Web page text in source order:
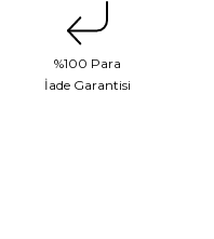
%100 Para
İade Garantisi